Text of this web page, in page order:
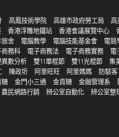
高鳳技術學院 高雄市政府勞工局
高
香港浮雕地鐵站 香港會議展覽中心
舍 電腦教學 電腦技能基金會 電競
商務科 電子商務法 電子商務實務 電
數分析 雙11單棍節 雙11光棍節 集
陳政圻 阿里旺旺 阿里媽媽 防駭客
糖 金門小三通 金貢糖 金融管理系
農民網路行銷 辨公室自動化 辨公室整